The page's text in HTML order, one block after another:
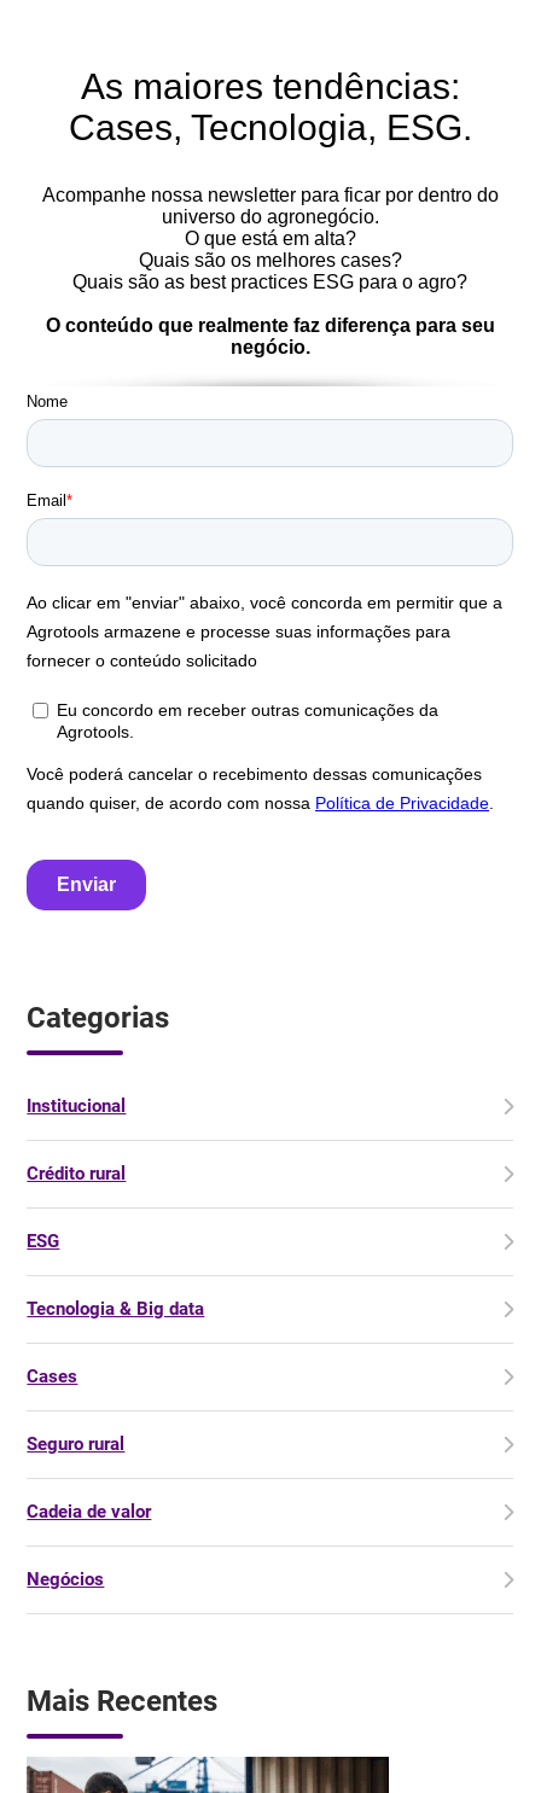
Categorias
Institucional
Crédito rural
ESG
Tecnologia & Big data
Cases
Seguro rural
Cadeia de valor
Negócios
Mais Recentes